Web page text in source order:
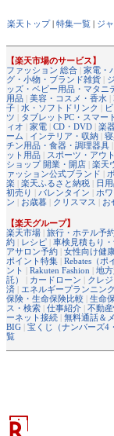
楽天トップ
特集一覧 ジ
【楽天市場のサービス】
ファッション 総合
家電・
グ・小物・ブランド雑貨
ッズ・ベビー用品・マタニ
用品
美容・コスメ・香水
子
水・ソフトドリンク
ツ
タブレットPC・スマー
ィオ
家電 CD・DVD 楽
ーム
インテリア・収納
チン用品・食器・調理器具
ット用品
スポーツ・アウ
ショップ 開業・開店
楽天
ァッション公式ブランド
楽
楽天ふるさと納税 日
初売り
バレンタイン ホ
ン
お歳暮 クリスマス お
【楽天グループ】
楽天市場
旅行・ホテル予
約
レシピ 車検見積もり
アサロン予約
女性向け健
ポイント特集
Rebates（ポ
ント
Rakuten Fashion 地
託）
カードローン クレ
済
エネルギープランニン
保険・生命保険比較
生命
ス・検索
仕事紹介 不動
ーネット接続
無料通話＆
BIG
宝くじ（ナンバーズ4
覧